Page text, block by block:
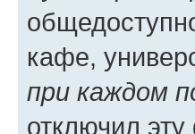
кафе,
при каждом
отключил